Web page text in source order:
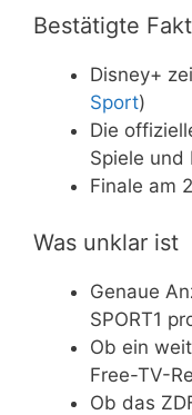
Bestätigte
Disney+
Sport)
Die
Spiele und
Finale am
Was unklar ist
Genaue
SPORT1
Ob ein
Free-TV-
Ob das